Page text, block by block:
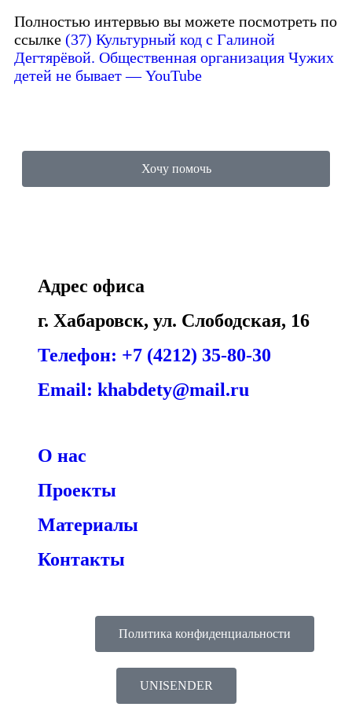
Полностью интервью вы можете посмотреть по
ссылке (37) Культурный код с Галиной
Дегтярёвой. Общественная организация Чужих
детей не бывает — YouTube
Хочу помочь
Адрес офиса
г. Хабаровск, ул. Слободская, 16
Телефон: +7 (4212) 35-80-30
Email: khabdety@mail.ru
О нас
Проекты
Материалы
Контакты
Политика конфиденциальности
UNISENDER